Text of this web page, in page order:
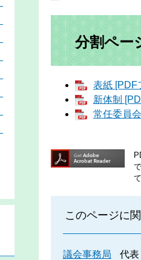
分割ペー
表紙 [PDF
新体制
常任委員
このページに
議会事務局
代表